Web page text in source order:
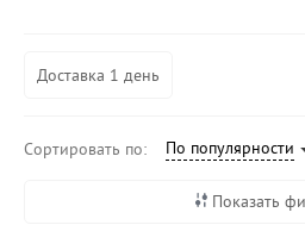
Доставка 1 день
Сортировать по: По популярности
Показать